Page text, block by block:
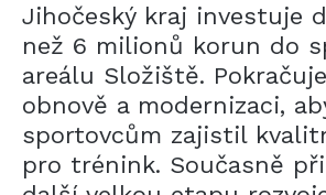
Jihočeský kraj investuje
než 6 milionů korun do
areálu Složiště.
obnově a modernizaci,
sportovcům zajistil
pro trénink. Současně